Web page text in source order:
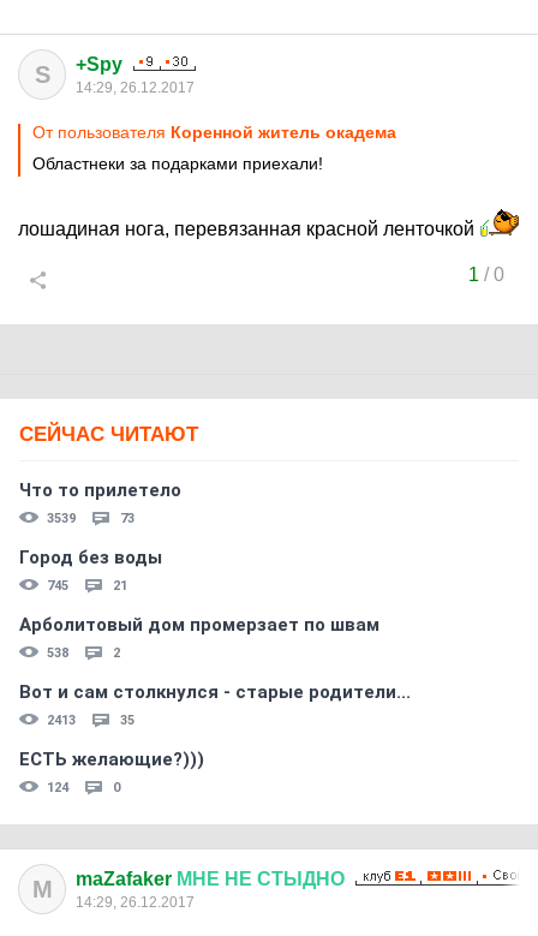
S +Spy
14:29, 26.12.2017
От пользователя Коренной житель окадема
Областнеки за подарками приехали!
лошадиная нога, перевязанная красной ленточкой
1 /0
СЕЙЧАС ЧИТАЮТ
Что то прилетело
3539 73
Город без воды
745 21
Арболитовый дом промерзает по швам
538 2
Вот и сам столкнулся - старые родители...
2413 35
ЕСТЬ желающие?)))
124 0
M maZafaker МНЕ НЕ СТЫДНО
14:29, 26.12.2017